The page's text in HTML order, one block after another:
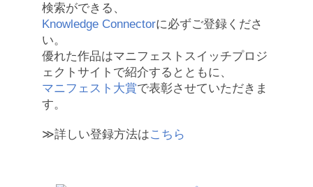
検索ができる、
Knowledge Connectorに必ずご登録くださ
い。
優れた作品はマニフェストスイッチプロジ
ェクトサイトで紹介するとともに、
マニフェスト大賞で表彰させていただきま
す。
≫詳しい登録方法はこちら